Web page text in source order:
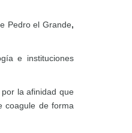
Pedro el Grande,
e instituciones
la afinidad que
coagule de forma